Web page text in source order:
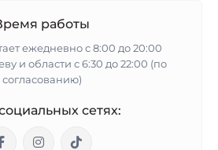
работы
ежедневно с 8:00 до 20:00
и области с 6:30 до 22:00 (по
согласованию)
сетях: